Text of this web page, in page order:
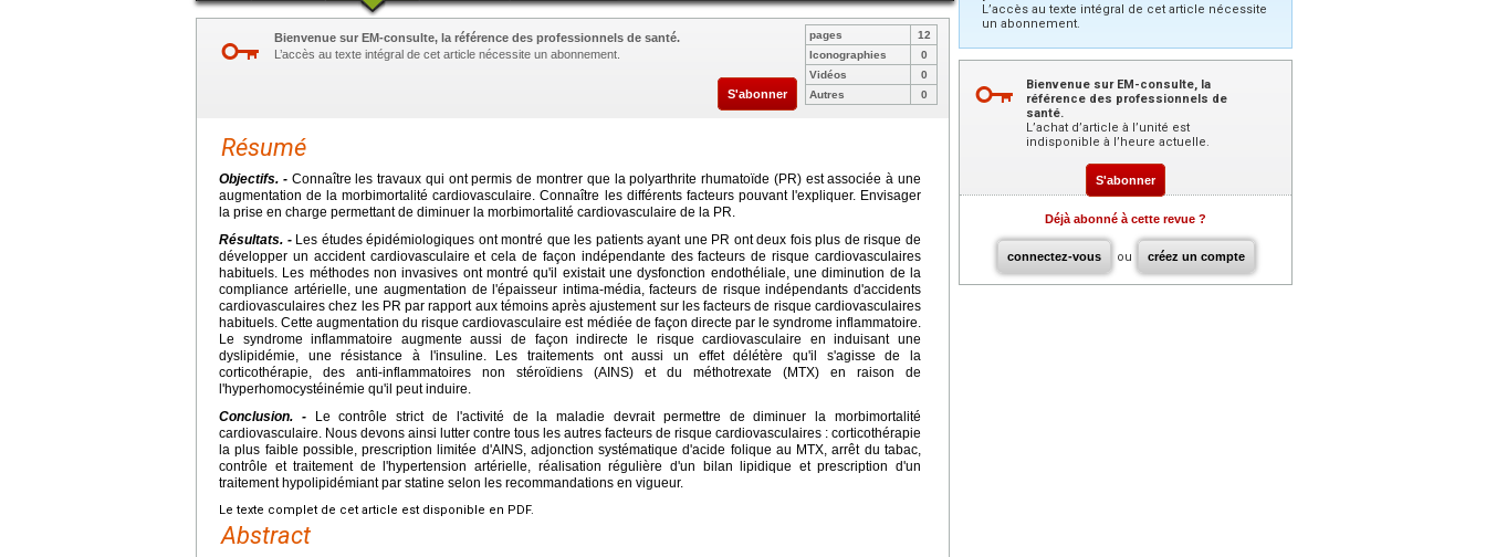
Bienvenue sur EM-consulte, la référence des professionnels de santé.
L’accès au texte intégral de cet article nécessite un abonnement.
S'abonner
pages
12
Iconographies
0
Vidéos
0
Autres
0
Résumé
Objectifs. -Connaître les travaux qui ont permis de montrer que la polyarthrite rhumatoïde (PR) est associée à une
augmentation de la morbimortalité cardiovasculaire. Connaître les différents facteurs pouvant l'expliquer. Envisager
la prise en charge permettant de diminuer la morbimortalité cardiovasculaire de la PR.
Résultats. -Les études épidémiologiques ont montré que les patients ayant une PR ont deux fois plus de risque de
développer un accident cardiovasculaire et cela de façon indépendante des facteurs de risque cardiovasculaires
habituels. Les méthodes non invasives ont montré qu'il existait une dysfonction endothéliale, une diminution de la
compliance artérielle, une augmentation de l'épaisseur intima-média, facteurs de risque indépendants d'accidents
cardiovasculaires chez les PR par rapport aux témoins après ajustement sur les facteurs de risque cardiovasculaires
habituels. Cette augmentation du risque cardiovasculaire est médiée de façon directe par le syndrome inflammatoire.
Le syndrome inflammatoire augmente aussi de façon indirecte le risque cardiovasculaire en induisant une
dyslipidémie, une résistance à l'insuline. Les traitements ont aussi un effet délétère qu'il s'agisse de la
corticothérapie, des anti-inflammatoires non stéroïdiens (AINS) et du méthotrexate (MTX) en raison de
l'hyperhomocystéinémie qu'il peut induire.
Conclusion. -Le contrôle strict de l'activité de la maladie devrait permettre de diminuer la morbimortalité
cardiovasculaire. Nous devons ainsi lutter contre tous les autres facteurs de risque cardiovasculaires : corticothérapie
la plus faible possible, prescription limitée d'AINS, adjonction systématique d'acide folique au MTX, arrêt du tabac,
contrôle et traitement de l'hypertension artérielle, réalisation régulière d'un bilan lipidique et prescription d'un
traitement hypolipidémiant par statine selon les recommandations en vigueur.
Le texte complet de cet article est disponible en PDF.
Abstract
L’accès au texte intégral de cet article nécessite
un abonnement.
Bienvenue sur EM-consulte, la
référence des professionnels de
santé.
L’achat d’article à l’unité est
indisponible à l’heure actuelle.
S'abonner
Déjà abonné à cette revue ?
connectez-vous ou créez un compte